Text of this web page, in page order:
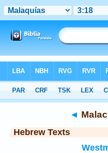
Hebrew> Malachi 3:18
◄
Hebrew Texts